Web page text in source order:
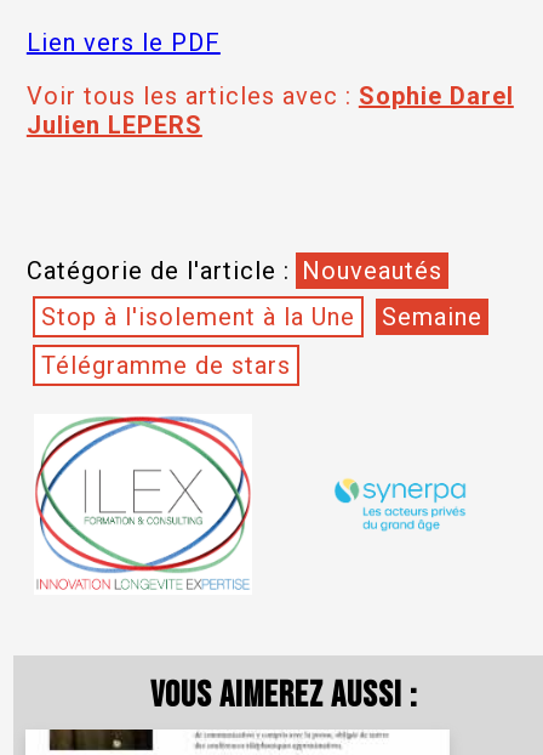
Lien vers le PDF
Voir tous les articles avec : Sophie Darel
Julien LEPERS
Catégorie de l'article : Nouveautés
Stop à l'isolement à la Une
Semaine
Télégramme de stars
Vous aimerez aussi :